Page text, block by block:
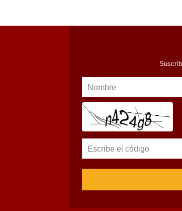
Nombre
Escribe el código